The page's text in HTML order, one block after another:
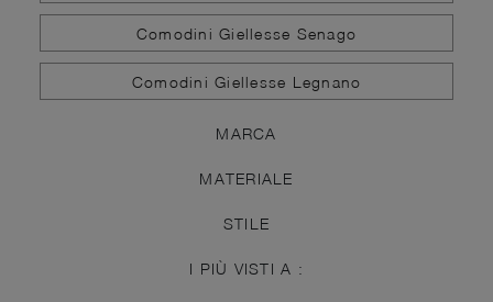
Comodini Giellesse Senago
Comodini Giellesse Legnano
MARCA
MATERIALE
STILE
I PIÙ VISTI A :